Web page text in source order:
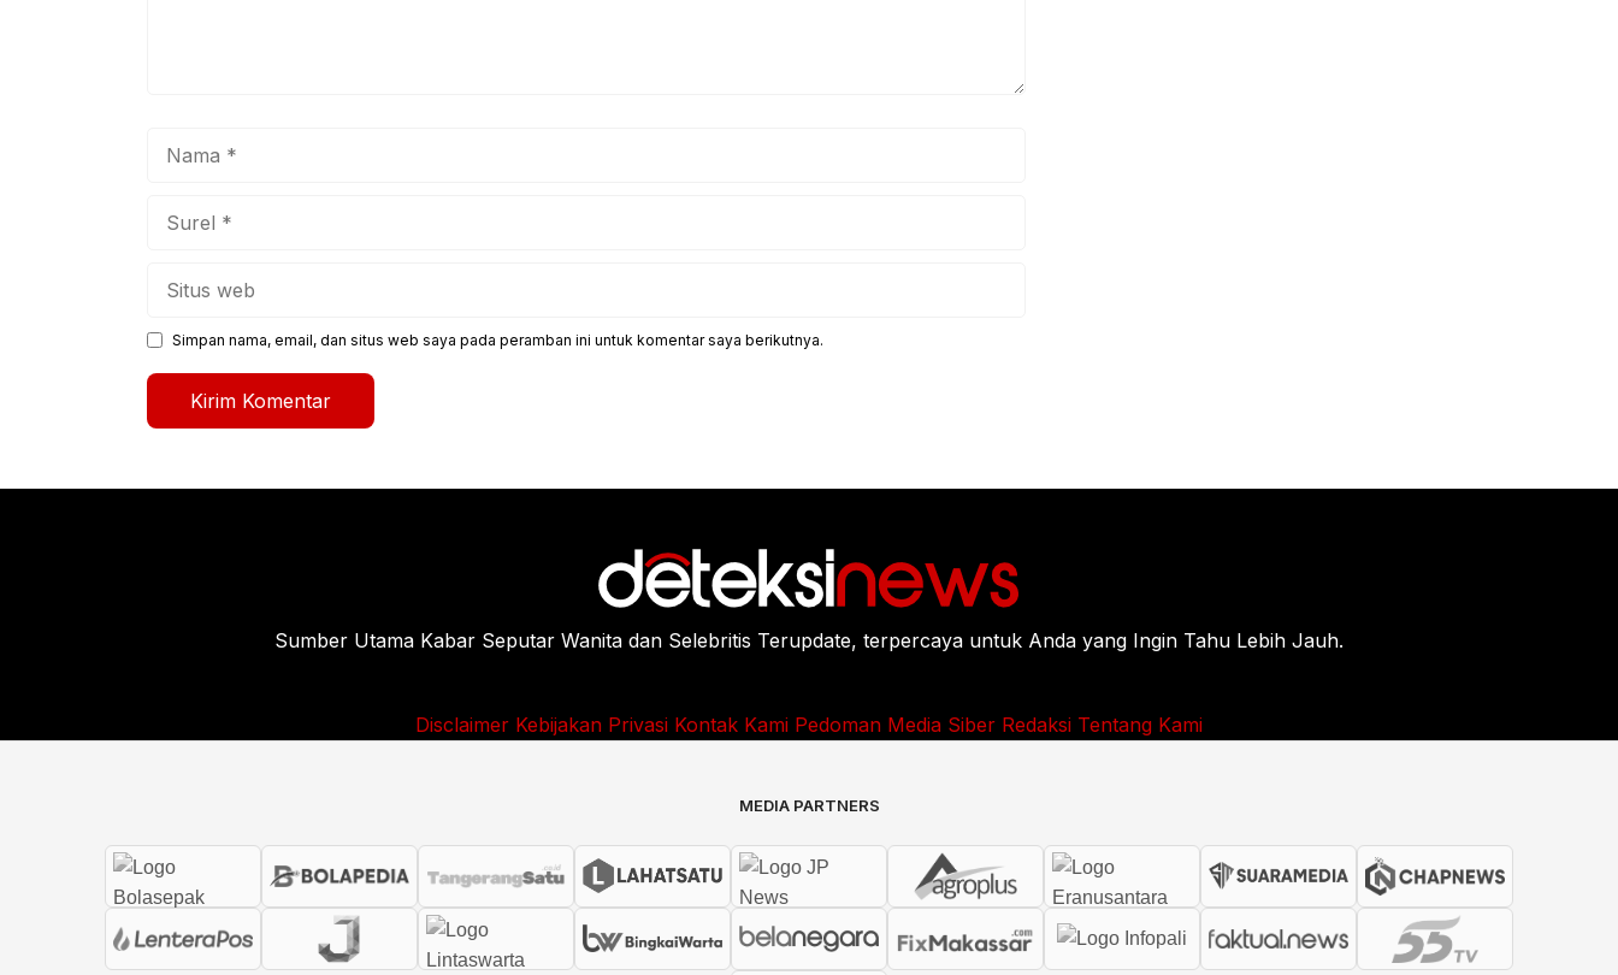
Simpan nama, email, dan situs web saya pada peramban ini untuk komentar saya berikutnya.
Sumber Utama Kabar Seputar Wanita dan Selebritis Terupdate, terpercaya untuk Anda yang Ingin Tahu Lebih Jauh.
Disclaimer Kebijakan Privasi Kontak Kami Pedoman Media Siber Redaksi Tentang Kami
MEDIA PARTNERS